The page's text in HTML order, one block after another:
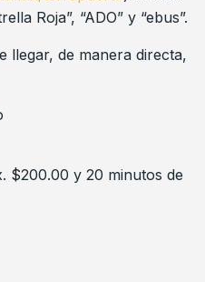
Roja”, “ADO” y “ebus”.
llegar, de manera directa,
y 20 minutos de